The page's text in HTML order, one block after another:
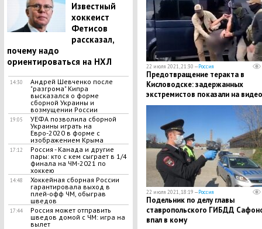
Известный
хоккеист
Фетисов
рассказал,
почему надо
ориентироваться на НХЛ
14:30
Андрей Шевченко после
"разгрома" Кипра
высказался о форме
сборной Украины и
возмущении России
19:05
УЕФА позволила сборной
Украины играть на
Евро-2020 в форме с
изображением Крыма
17:12
Россия - Канада и другие
пары: кто с кем сыграет в 1/4
финала на ЧМ-2021 по
хоккею
14:48
Хоккейная сборная России
гарантировала выход в
плей-офф ЧМ, обыграв
шведов
17:44
Россия может отправить
шведов домой с ЧМ: игра на
вылет
22 июля 2021, 21:30 —Россия
Предотвращение теракта в
Кисловодске: задержанных
экстремистов показали на видео
22 июля 2021, 18:19 —Россия
Подельник по делу главы
ставропольского ГИБДД
впал в кому